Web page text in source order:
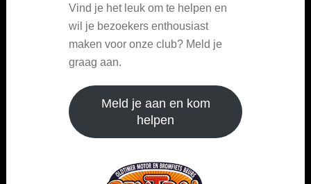
Vind je het leuk om te helpen en
wil je bezoekers enthousiast
maken voor onze club? Meld je
graag aan.
Meld je aan en kom
helpen